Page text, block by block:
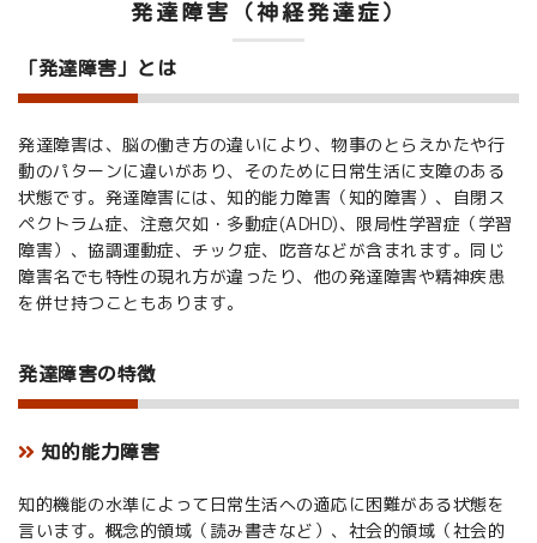
発達障害（神経発達症）
「発達障害」とは
発達障害は、脳の働き方の違いにより、物事のとらえかたや行
動のパターンに違いがあり、そのために日常生活に支障のある
状態です。発達障害には、知的能力障害（知的障害）、自閉ス
ペクトラム症、注意欠如・多動症(ADHD)、限局性学習症（学習
障害）、協調運動症、チック症、吃音などが含まれます。同じ
障害名でも特性の現れ方が違ったり、他の発達障害や精神疾患
を併せ持つこともあります。
発達障害の特徴
知的能力障害
知的機能の水準によって日常生活への適応に困難がある状態を
言います。概念的領域（読み書きなど）、社会的領域（社会的